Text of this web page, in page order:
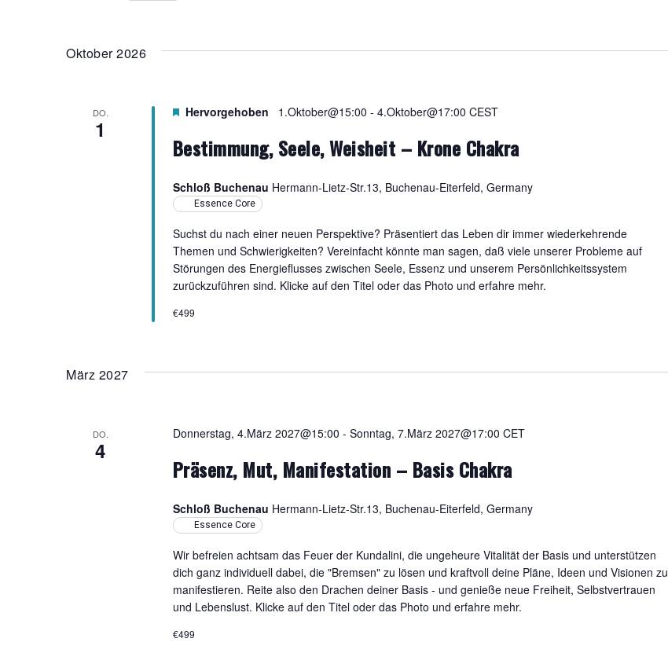
Navigation
Schlüsselwort.
Oktober 2026
DO.
1
Bestimmung, Seele, Weisheit – Krone Chakra
Hervorgehoben 1.Oktober@15:00 - 4.Oktober@17:00 CEST
Schloß Buchenau Hermann-Lietz-Str.13, Buchenau-Eiterfeld, Germany
Essence Core
Suchst du nach einer neuen Perspektive? Präsentiert das Leben dir immer wiederkehrende
Themen und Schwierigkeiten? Vereinfacht könnte man sagen, daß viele unserer Probleme auf
Störungen des Energieflusses zwischen Seele, Essenz und unserem Persönlichkeitssystem
zurückzuführen sind. Klicke auf den Titel oder das Photo und erfahre mehr.
€499
März 2027
DO.
4
Präsenz, Mut, Manifestation – Basis Chakra
Donnerstag, 4.März 2027@15:00 - Sonntag, 7.März 2027@17:00 CET
Schloß Buchenau Hermann-Lietz-Str.13, Buchenau-Eiterfeld, Germany
Essence Core
Wir befreien achtsam das Feuer der Kundalini, die ungeheure Vitalität der Basis und unterstützen
dich ganz individuell dabei, die "Bremsen" zu lösen und kraftvoll deine Pläne, Ideen und Visionen zu
manifestieren. Reite also den Drachen deiner Basis - und genieße neue Freiheit, Selbstvertrauen
und Lebenslust. Klicke auf den Titel oder das Photo und erfahre mehr.
€499